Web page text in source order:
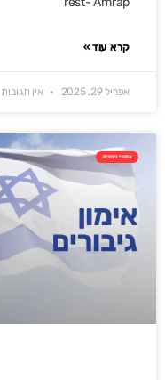
קרא עוד »
אפריל 29, 2025 אין תגובות
אימוני גיבורים